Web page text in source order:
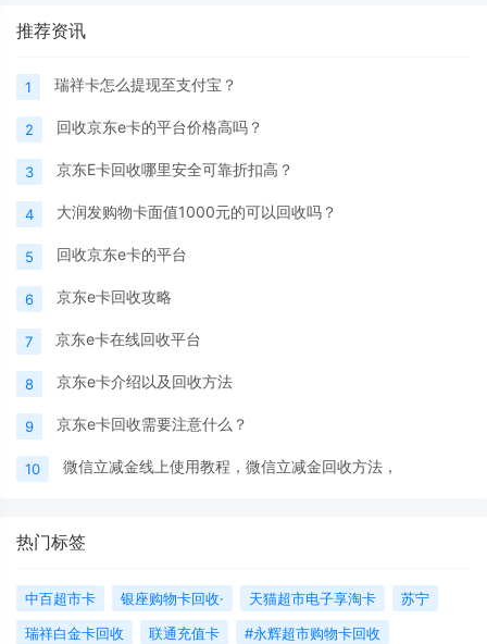
推荐资讯
1 瑞祥卡怎么提现至支付宝？
2 回收京东e卡的平台价格高吗？
3 京东E卡回收哪里安全可靠折扣高？
4 大润发购物卡面值1000元的可以回收吗？
5 回收京东e卡的平台
6 京东e卡回收攻略
7 京东e卡在线回收平台
8 京东e卡介绍以及回收方法
9 京东e卡回收需要注意什么？
10 微信立减金线上使用教程，微信立减金回收方法，
热门标签
中百超市卡 银座购物卡回收· 天猫超市电子享淘卡
苏宁
瑞祥白金卡回收
联通充值卡
#永辉超市购物卡回收